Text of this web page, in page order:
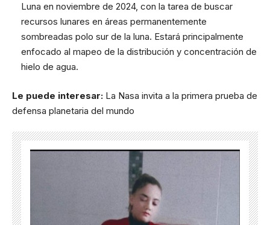
Luna en noviembre de 2024, con la tarea de buscar
recursos lunares en áreas permanentemente
sombreadas polo sur de la luna. Estará principalmente
enfocado al mapeo de la distribución y concentración de
hielo de agua.
Le puede interesar: La Nasa invita a la primera prueba de
defensa planetaria del mundo